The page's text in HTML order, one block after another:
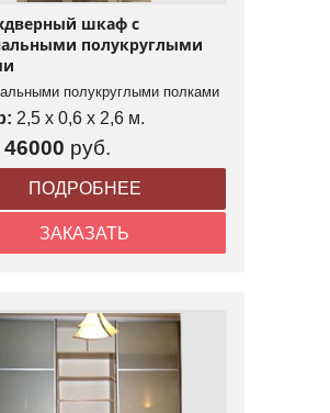
шкаф с
полукруглыми
полукруглыми полками
2,5 x 0,6 x 2,6 м.
46000 руб.
ПОДРОБНЕЕ
ЗАКАЗАТЬ